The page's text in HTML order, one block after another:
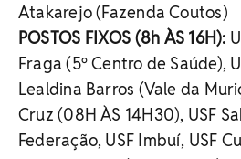
Atakarejo (Fazenda Coutos)
POSTOS FIXOS (8h ÀS 16H):
Fraga (5º Centro de Saúde),
Lealdina Barros (Vale da
Cruz (08H ÀS 14H30), USF
Federação, USF Imbuí, USF